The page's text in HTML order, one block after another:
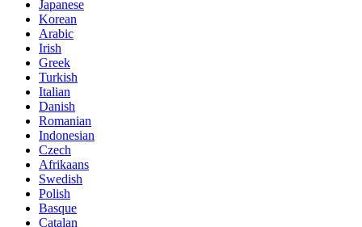
Japanese
Korean
Arabic
Irish
Greek
Turkish
Italian
Danish
Romanian
Indonesian
Czech
Afrikaans
Swedish
Polish
Basque
Catalan